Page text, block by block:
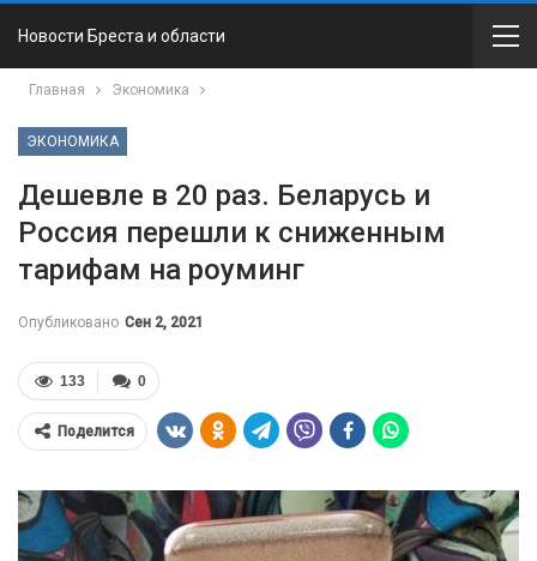
Новости Бреста и области
Главная Экономика
ЭКОНОМИКА
Дешевле в 20 раз. Беларусь и
Россия перешли к сниженным
тарифам на роуминг
Опубликовано Сен 2, 2021
0
133
Поделится